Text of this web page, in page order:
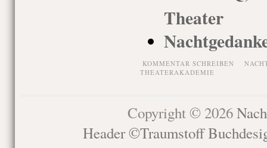
Theater
KOMMENTAR SCHREIBEN
THEATERAKADEMIE
Copyright © 2026
Header ©Traumstoff